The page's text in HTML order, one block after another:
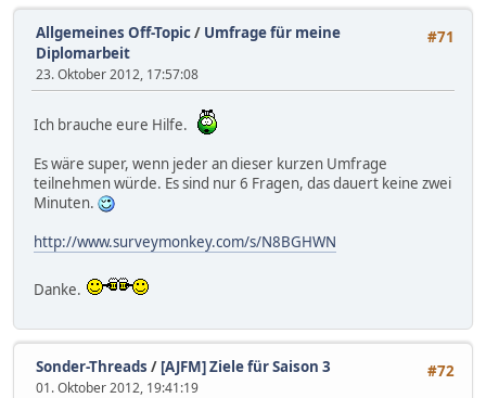
#71
Allgemeines Off-Topic/ Umfrage für meine
Diplomarbeit
23. Oktober 2012, 17:57:08
Ich brauche eure Hilfe.
Es wäre super, wenn jeder an dieser kurzen Umfrage
teilnehmen würde. Es sind nur 6 Fragen, das dauert keine zwei
Minuten.
http://www.surveymonkey.com/s/N8BGHWN
Danke.
#72
Sonder-Threads / [AJFM] Ziele für Saison 3
01. Oktober 2012, 19:41:19